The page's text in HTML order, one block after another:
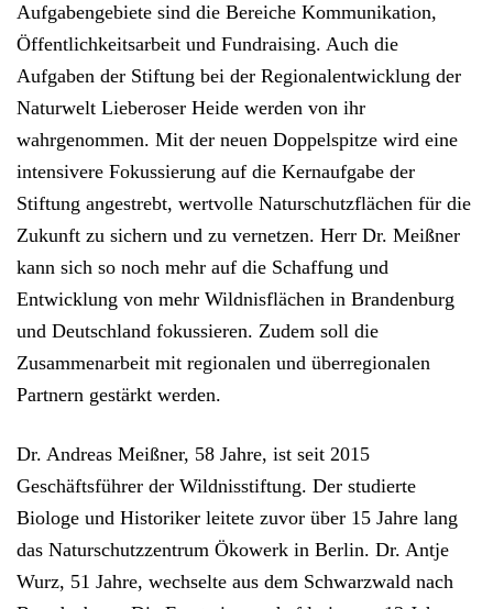
Aufgabengebiete sind die Bereiche Kommunikation,
Öffentlichkeitsarbeit und Fundraising. Auch die
Aufgaben der Stiftung bei der Regionalentwicklung der
Naturwelt Lieberoser Heide werden von ihr
wahrgenommen. Mit der neuen Doppelspitze wird eine
intensivere Fokussierung auf die Kernaufgabe der
Stiftung angestrebt, wertvolle Naturschutzflächen für die
Zukunft zu sichern und zu vernetzen. Herr Dr. Meißner
kann sich so noch mehr auf die Schaffung und
Entwicklung von mehr Wildnisflächen in Brandenburg
und Deutschland fokussieren. Zudem soll die
Zusammenarbeit mit regionalen und überregionalen
Partnern gestärkt werden.
Dr. Andreas Meißner, 58 Jahre, ist seit 2015
Geschäftsführer der Wildnisstiftung. Der studierte
Biologe und Historiker leitete zuvor über 15 Jahre lang
das Naturschutzzentrum Ökowerk in Berlin. Dr. Antje
Wurz, 51 Jahre, wechselte aus dem Schwarzwald nach